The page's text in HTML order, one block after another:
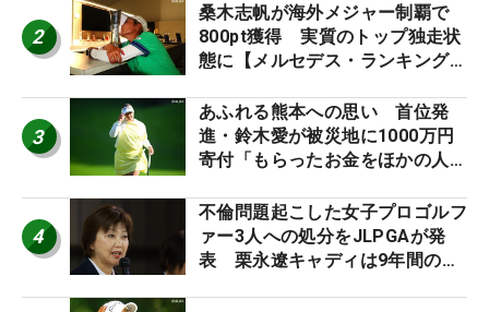
2
桑木志帆が海外メジャー制覇で
800pt獲得 実質のトップ独走状
態に【メルセデス・ランキング番
3
あふれる熊本への思い 首位発
進・鈴木愛が被災地に1000万円
寄付「もらったお金をほかの人
4
不倫問題起こした女子プロゴルフ
ァー3人への処分をJLPGAが発
表 栗永遼キャディは9年間の立